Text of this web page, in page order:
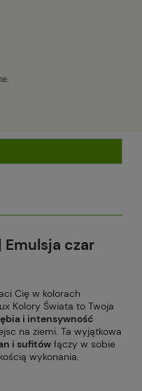
płatności
Emulsja czar
Cię w kolorach
Kolory Świata to Twoja
i intensywność
na ziemi. Ta wyjątkowa
i sufitów łączy w sobie
wykonania.